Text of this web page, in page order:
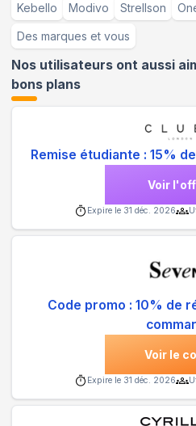
Kebello Modivo Strellson
Des marques et vous
Nos utilisateurs ont aussi
bons plans
Remise étudiante : 15%
Voir
Expire le 31 déc. 2026
Code promo : 10% de
Voir le
Expire le 31 déc. 2026